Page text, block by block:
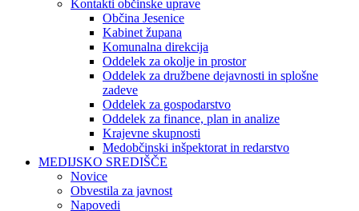
Kontakti občinske uprave
Občina Jesenice
Kabinet župana
Komunalna direkcija
Oddelek za okolje in prostor
Oddelek za družbene dejavnosti in splošne
zadeve
Oddelek za gospodarstvo
Oddelek za finance, plan in analize
Krajevne skupnosti
Medobčinski inšpektorat in redarstvo
MEDIJSKO SREDIŠČE
Novice
Obvestila za javnost
Napovedi